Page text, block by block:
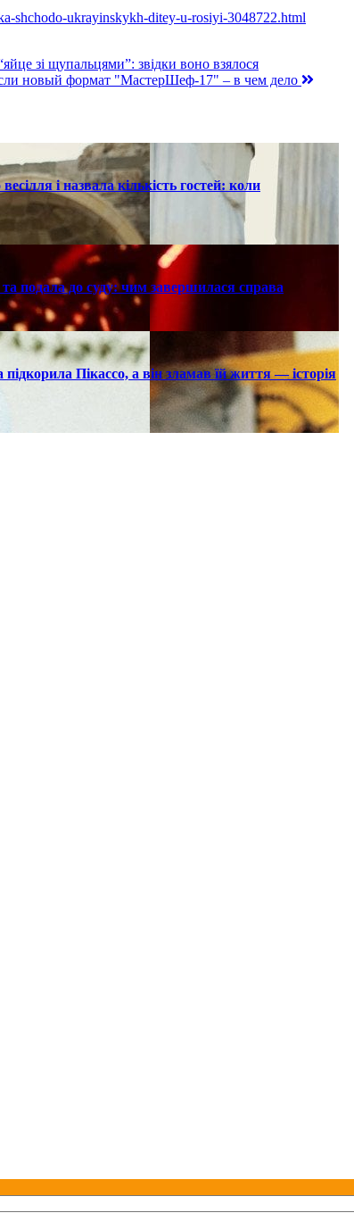
shchodo-ukrayinskykh-ditey-u-rosiyi-3048722.html
зі щупальцями”: звідки воно взялося
новый формат "МастерШеф-17" – в чем дело
і назвала кількість гостей: коли
подала до суду: чим завершилася справа
Пікассо, а він зламав їй життя — історія